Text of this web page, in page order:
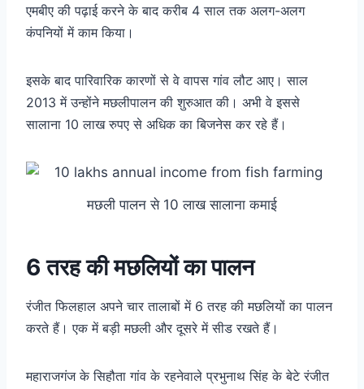
एमबीए की पढ़ाई करने के बाद करीब 4 साल तक अलग-अलग
कंपनियों में काम किया।
इसके बाद पारिवारिक कारणों से वे वापस गांव लौट आए। साल
2013 में उन्होंने मछलीपालन की शुरुआत की। अभी वे इससे
सालाना 10 लाख रुपए से अधिक का बिजनेस कर रहे हैं।
मछली पालन से 10 लाख सालाना कमाई
6 तरह की मछलियों का पालन
रंजीत फिलहाल अपने चार तालाबों में 6 तरह की मछलियों का पालन
करते हैं। एक में बड़ी मछली और दूसरे में सीड रखते हैं।
महाराजगंज के सिहौता गांव के रहनेवाले प्रभुनाथ सिंह के बेटे रंजीत